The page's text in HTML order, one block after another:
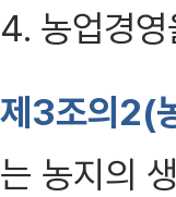
4. 농업경
제3조의2(
는 농지의